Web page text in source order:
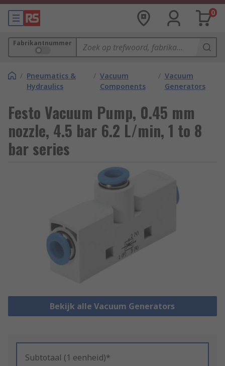
0
Fabrikantnummer
/ Pneumatics &
Hydraulics
/ Vacuum
Components
/ Vacuum
Generators
Festo Vacuum Pump, 0.45 mm
nozzle, 4.5 bar 6.2 L/min, 1 to 8
bar series
Bekijk alle Vacuum Generators
Subtotaal (1 eenheid)*